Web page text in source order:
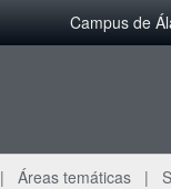
Campus de
Áreas temáticas